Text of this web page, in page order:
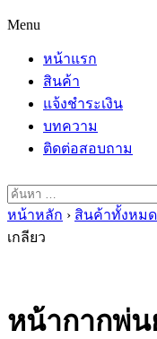
Menu
หน้าแรก
สินค้า
แจ้งชำระเงิน
บทความ
ติดต่อสอบถาม
for:
หน้าหลัก › สินค้าทั้งหมด
เกลียว
หน้ากากพ่น